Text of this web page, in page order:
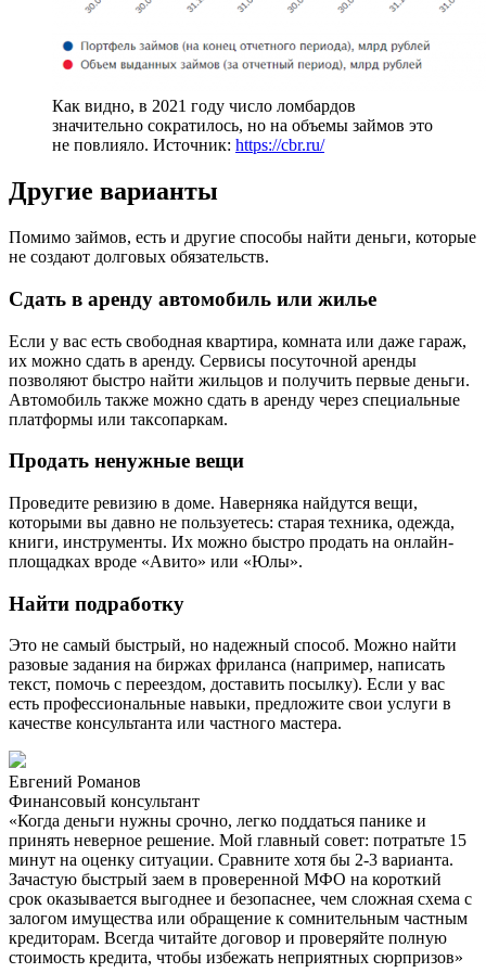
Как видно, в 2021 году число ломбардов
значительно сократилось, но на объемы займов это
не повлияло. Источник: https://cbr.ru/
Другие варианты
Помимо займов, есть и другие способы найти деньги, которые
не создают долговых обязательств.
Сдать в аренду автомобиль или жилье
Если у вас есть свободная квартира, комната или даже гараж,
их можно сдать в аренду. Сервисы посуточной аренды
позволяют быстро найти жильцов и получить первые деньги.
Автомобиль также можно сдать в аренду через специальные
платформы или таксопаркам.
Продать ненужные вещи
Проведите ревизию в доме. Наверняка найдутся вещи,
которыми вы давно не пользуетесь: старая техника, одежда,
книги, инструменты. Их можно быстро продать на онлайн-
площадках вроде «Авито» или «Юлы».
Найти подработку
Это не самый быстрый, но надежный способ. Можно найти
разовые задания на биржах фриланса (например, написать
текст, помочь с переездом, доставить посылку). Если у вас
есть профессиональные навыки, предложите свои услуги в
качестве консультанта или частного мастера.
Евгений Романов
Финансовый консультант
«Когда деньги нужны срочно, легко поддаться панике и
принять неверное решение. Мой главный совет: потратьте 15
минут на оценку ситуации. Сравните хотя бы 2-3 варианта.
Зачастую быстрый заем в проверенной МФО на короткий
срок оказывается выгоднее и безопаснее, чем сложная схема с
залогом имущества или обращение к сомнительным частным
кредиторам. Всегда читайте договор и проверяйте полную
стоимость кредита, чтобы избежать неприятных сюрпризов»